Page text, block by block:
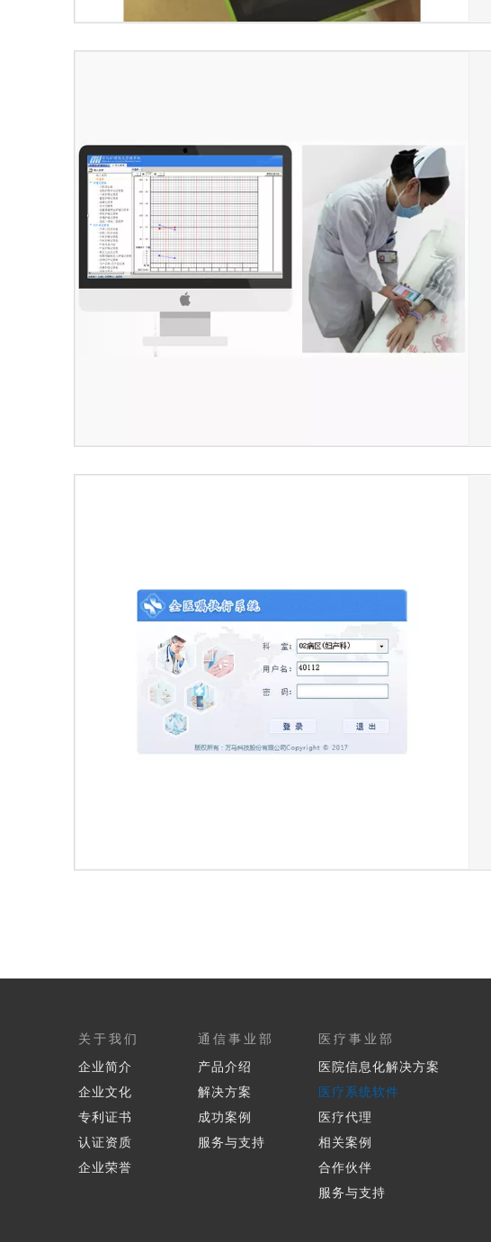
关于我们
企业简介
企业文化
专利证书
认证资质
企业荣誉
通信事业部
产品介绍
解决方案
成功案例
服务与支持
医疗事业部
医院信息化解决方案
医疗系统软件
医疗代理
相关案例
合作伙伴
服务与支持